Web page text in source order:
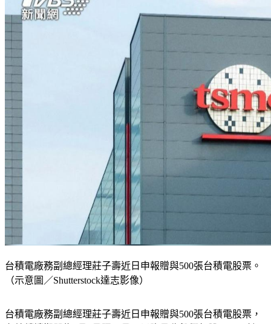
台積電廠務副總經理莊子壽近日申報贈與500張台積電股票。
（示意圖／Shutterstock達志影像）
台積電廠務副總經理莊子壽近日申報贈與500張台積電股票，